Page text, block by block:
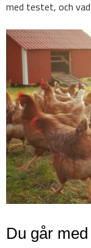
med testet, och
Du går